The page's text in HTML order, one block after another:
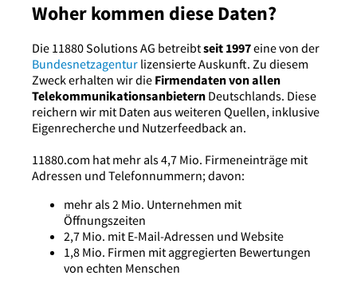
Woher kommen diese Daten?
Die 11880 Solutions AG betreibtseit 1997eine von der
Bundesnetzagentur lizensierte Auskunft. Zu diesem
Zweck erhalten wir die Firmendaten von allen
Telekommunikationsanbietern Deutschlands. Diese
reichern wir mit Daten aus weiteren Quellen, inklusive
Eigenrecherche und Nutzerfeedback an.
11880.com hat mehr als 4,7 Mio. Firmeneinträge mit
Adressen und Telefonnummern; davon:
mehr als 2 Mio. Unternehmen mit
Öffnungszeiten
2,7 Mio. mit E-Mail-Adressen und Website
1,8 Mio. Firmen mit aggregierten Bewertungen
von echten Menschen